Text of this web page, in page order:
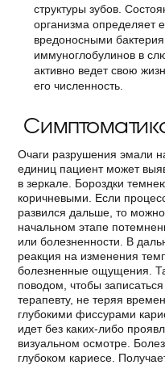
структуры зубов.
организма определяет
вредоносными
иммуноглобулинов в
активно ведет свою
его численность.
Очаги разрушения эмали
единиц пациент может
в зеркале. Бороздки
коричневыми. Если
развился дальше, то
начальном этапе
или болезненности. В
реакция на изменения
болезненные ощущения.
поводом, чтобы
терапевту, не теряя
глубокими фиссурами
идет без каких-либо
визуальном осмотре.
глубоком кариесе.